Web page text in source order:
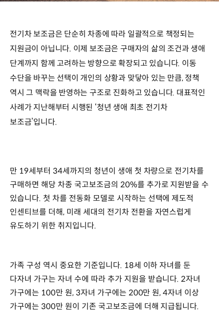
전기차 보조금은 단순히 차종에 따라 일괄적으로 책정되는
지원금이 아닙니다. 이제 보조금은 구매자의 삶의 조건과 생애
단계까지 함께 고려하는 방향으로 확장되고 있습니다. 이동
수단을 바꾸는 선택이 개인의 상황과 맞닿아 있는 만큼, 정책
역시 그 맥락을 반영하는 구조로 진화하고 있습니다. 대표적인
사례가 지난해부터 시행된 ‘청년 생애 최초 전기차
보조금’입니다.
만 19세부터 34세까지의 청년이 생애 첫 차량으로 전기차를
구매하면 해당 차종 국고보조금의 20%를 추가로 지원받을 수
있습니다. 첫 차를 전동화 모델로 시작하는 선택에 제도적
인센티브를 더해, 미래 세대의 전기차 전환을 자연스럽게
유도하기 위한 취지입니다.
가족 구성 역시 중요한 기준입니다. 18세 이하 자녀를 둔
다자녀 가구는 자녀 수에 따라 추가 지원을 받습니다. 2자녀
가구에는 100만 원, 3자녀 가구에는 200만 원, 4자녀 이상
가구에는 300만 원이 기존 국고보조금에 더해 지급됩니다.